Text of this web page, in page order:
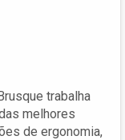
trabalha
melhores
de ergonomia,